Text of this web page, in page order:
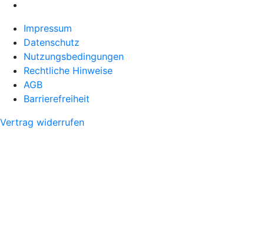
Impressum
Datenschutz
Nutzungsbedingungen
Rechtliche Hinweise
AGB
Barrierefreiheit
Vertrag widerrufen